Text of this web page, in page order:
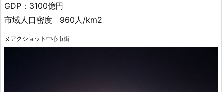
GDP：3100億円
市域人口密度：960人/km2
ヌアクショット中心市街